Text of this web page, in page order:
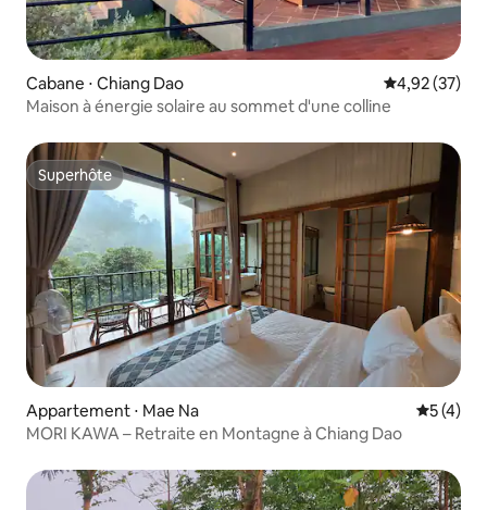
Cabane ⋅ Chiang Dao Évaluation
4,92 (37)
Maison à énergie solaire au sommet d'une colline
Superhôte
Superhôte
Appartement ⋅ Mae Na
5 (4)
MORI KAWA – Retraite en Montagne à Chiang Dao